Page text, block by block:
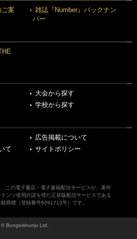
案
雑誌『Number』バックナン
バー
大会から探す
学校から探す
広告掲載について
て
サイトポリシー
この電子書店・電子書籍配信サービスが、著作
ンツ使用許諾を得た正規版配信サービスである
録商標（登録番号6091713号）です。
© Bungeishunju Ltd.